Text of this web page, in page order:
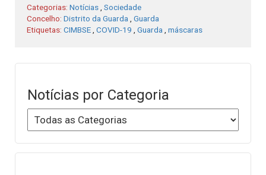
Categorias: Notícias Sociedade
Concelho: Distrito da Guarda
Guarda
Etiquetas: CIMBSE COVID-19 Guarda máscaras
Notícias por Categoria